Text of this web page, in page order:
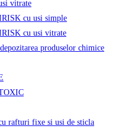
vitrate
cu usi simple
cu usi vitrate
produselor chimice
rafturi fixe si usi de sticla